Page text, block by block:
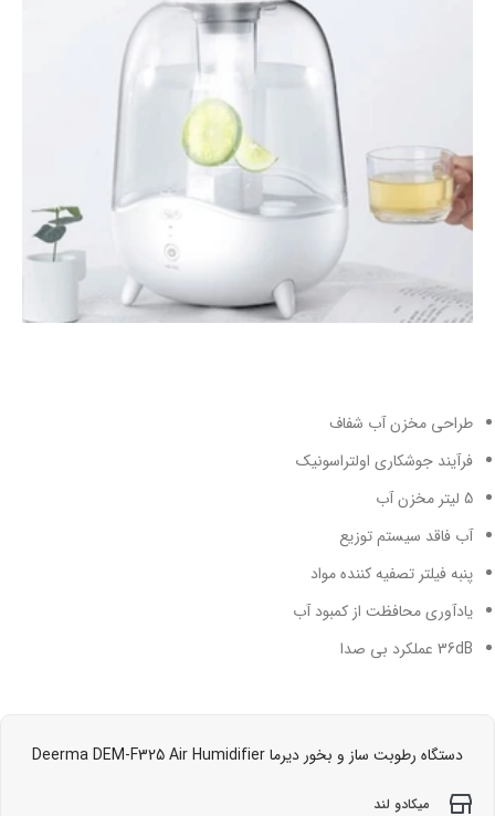
طراحی مخزن آب شفاف
فرآیند جوشکاری اولتراسونیک
5 لیتر مخزن آب
آب فاقد سیستم توزیع
پنبه فیلتر تصفیه کننده مواد
یادآوری محافظت از کمبود آب
36dB عملکرد بی صدا
دستگاه رطوبت ساز و بخور دیرما Deerma DEM-F325 Air Humidifier
میکادو لند